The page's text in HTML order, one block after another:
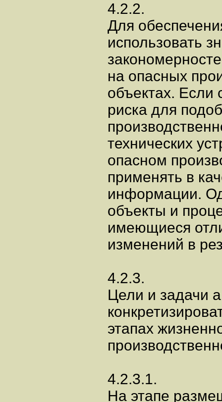
4.2.2.
Для
использовать
на опасных
объектах. Если
риска для
технических
опасном
применять в
информации.
объекты и
имеющиеся
изменений в
4.2.3.
Цели и задачи
этапах
4.2.3.1.
На этапе